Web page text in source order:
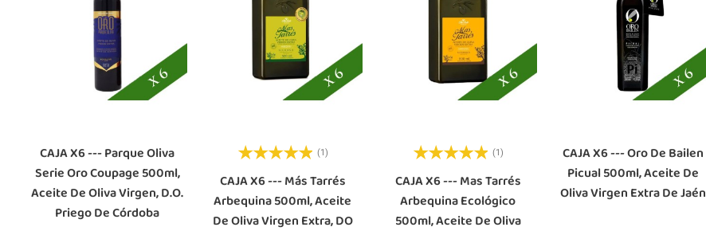
CAJA X6 --- Parque Oliva
Serie Oro Coupage 500ml,
Aceite De Oliva Virgen, D.O.
Priego De Córdoba
(1)
CAJA X6 --- Más Tarrés
Arbequina 500ml, Aceite
De Oliva Virgen Extra, DO
(1)
CAJA X6 --- Mas Tarrés
Arbequina Ecológico
500ml, Aceite De Oliva
CAJA X6 --- Oro De Bailen
Picual 500ml, Aceite De
Oliva Virgen Extra De Jaén